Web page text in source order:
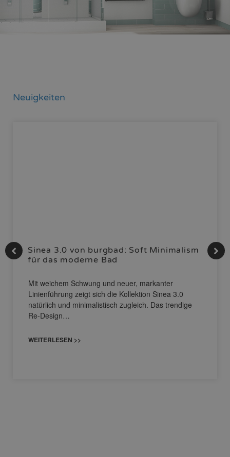
Neuigkeiten
Sinea 3.0 von burgbad: Soft Minimalism
für das moderne Bad
Mit weichem Schwung und neuer, markanter
Linienführung zeigt sich die Kollektion Sinea 3.0
natürlich und minimalistisch zugleich. Das trendige
Re-Design…
WEITERLESEN >>